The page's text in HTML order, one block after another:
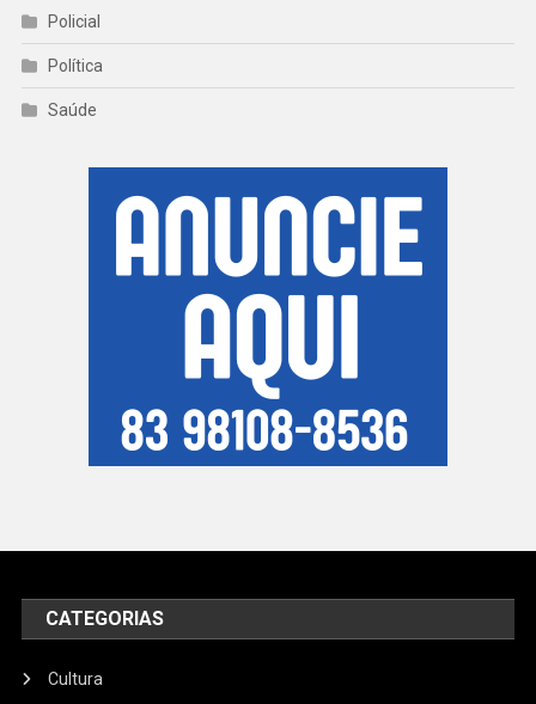
Policial
Política
Saúde
CATEGORIAS
Cultura